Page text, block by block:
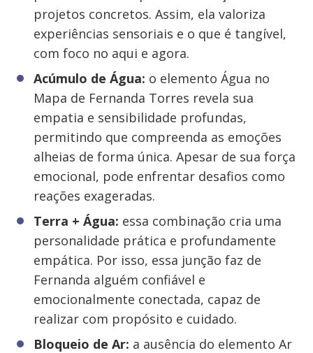
projetos concretos. Assim, ela valoriza
experiências sensoriais e o que é tangível,
com foco no aqui e agora.
Acúmulo de Água: o elemento Água no
Mapa de Fernanda Torres revela sua
empatia e sensibilidade profundas,
permitindo que compreenda as emoções
alheias de forma única. Apesar de sua força
emocional, pode enfrentar desafios como
reações exageradas.
Terra + Água: essa combinação cria uma
personalidade prática e profundamente
empática. Por isso, essa junção faz de
Fernanda alguém confiável e
emocionalmente conectada, capaz de
realizar com propósito e cuidado.
Bloqueio de Ar: a ausência do elemento Ar